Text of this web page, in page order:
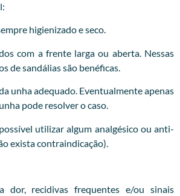
higienizado e seco.
com a frente larga ou aberta. Nessas
de sandálias são benéficas.
unha adequado. Eventualmente apenas
pode resolver o caso.
utilizar algum analgésico ou anti-
exista contraindicação).
dor, recidivas frequentes e/ou sinais